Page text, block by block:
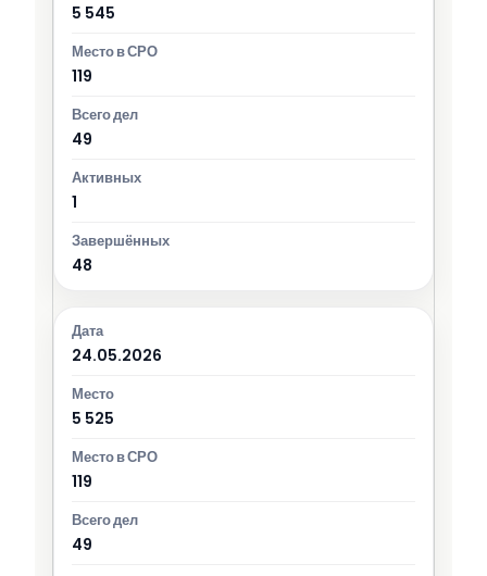
5 545
119
49
1
48
24.05.2026
5 525
119
49